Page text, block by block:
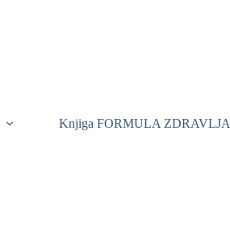
Knjiga FORMULA ZDRAVLJA